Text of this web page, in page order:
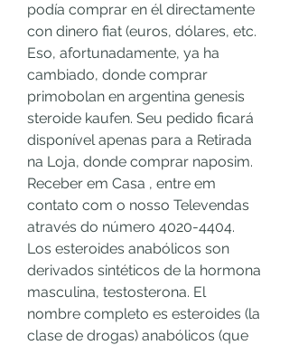
podía comprar en él directamente
con dinero fiat (euros, dólares, etc.
Eso, afortunadamente, ya ha
cambiado, donde comprar
primobolan en argentina genesis
steroide kaufen. Seu pedido ficará
disponível apenas para a Retirada
na Loja, donde comprar naposim.
Receber em Casa , entre em
contato com o nosso Televendas
através do número 4020-4404.
Los esteroides anabólicos son
derivados sintéticos de la hormona
masculina, testosterona. El
nombre completo es esteroides (la
clase de drogas) anabólicos (que